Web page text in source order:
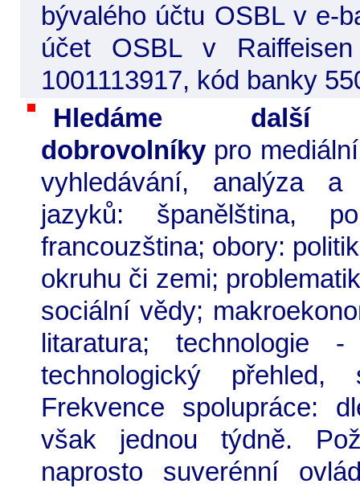
bývalého účtu OSBL v e-
účet OSBL v
1001113917, kód banky
Hledáme další
dobrovolníky pro
vyhledávání, analýza
jazyků: španělština,
francouzština; obory:
okruhu či zemi;
sociální vědy;
litaratura; technologie
technologický přehled,
Frekvence spolupráce:
však jednou týdně.
naprosto suverénní